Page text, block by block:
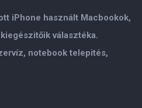
iPhone használt Macbookok,
választéka.
notebook telepités,